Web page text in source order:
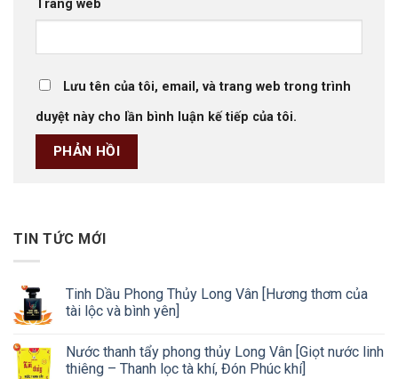
Trang web
Lưu tên của tôi, email, và trang web trong trình
duyệt này cho lần bình luận kế tiếp của tôi.
TIN TỨC MỚI
Tinh Dầu Phong Thủy Long Vân [Hương thơm của
tài lộc và bình yên]
Nước thanh tẩy phong thủy Long Vân [Giọt nước linh
thiêng – Thanh lọc tà khí, Đón Phúc khí]